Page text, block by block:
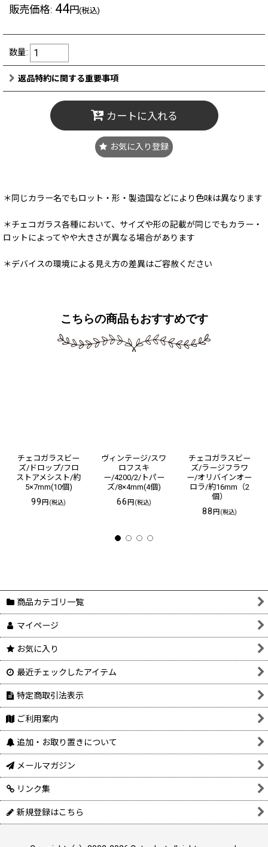
販売価格: 44円(税込)
数量:
返品特約に関する重要事項
カートに入れる
お気に入り登録
＊同じカラー名でもロット・形・製造国などにより色味は異なります
＊チェコガラス各種において、サイズや形の記載が同じでもカラー・
ロットによってやや大きさが異なる場合があります
＊デバイスの環境による見え方の差異はご容赦ください
こちらの商品もおすすめです
チェコガラスビー
ズ/ドロップ/フロ
ストアメシスト/約
5×7mm(10個)
99円(税込)
ヴィンテージ/スワ
ロフスキ
ー/4200/2/トパー
ズ/8×4mm(4個)
66円(税込)
チェコガラスビー
ズ/ラージフラワ
ー/オリバインオー
ロラ/約16mm（2
個）
88円(税込)
商品カテゴリ一覧
マイページ
お気に入り
最近チェックしたアイテム
特定商取引法表示
ご利用案内
追加・お取り置きについて
メールマガジン
リンク集
新規登録はこちら